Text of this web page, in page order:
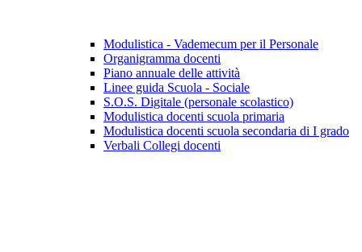
Modulistica - Vademecum per il Personale
Organigramma docenti
Piano annuale delle attività
Linee guida Scuola - Sociale
S.O.S. Digitale (personale scolastico)
Modulistica docenti scuola primaria
Modulistica docenti scuola secondaria di I grado
Verbali Collegi docenti